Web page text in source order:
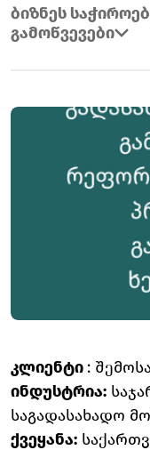
ბიზნეს
გამოწვევები
კლიენტი :
ინდუსტრია:
საგადასახადო
ქვეყანა: